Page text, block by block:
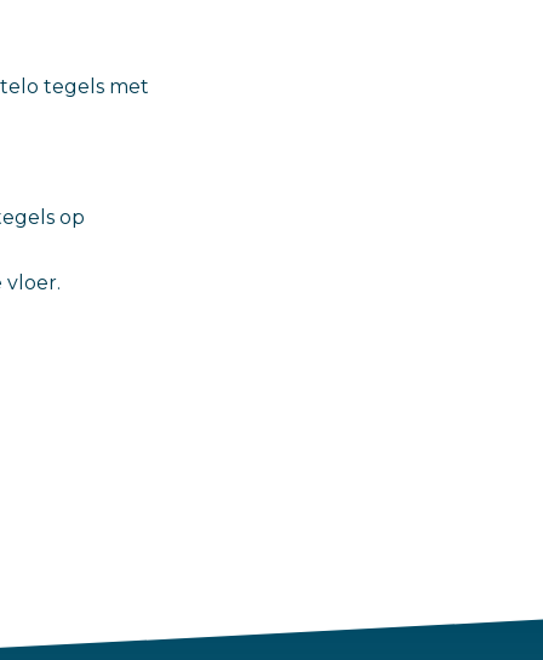
tegels met
op
vloer.